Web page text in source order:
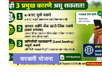
सरकारी योजना